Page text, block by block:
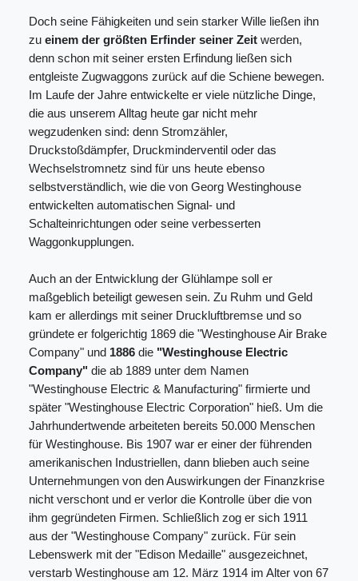
Doch seine Fähigkeiten und sein starker Wille ließen ihn
zu einem der größten Erfinder seiner Zeit werden,
denn schon mit seiner ersten Erfindung ließen sich
entgleiste Zugwaggons zurück auf die Schiene bewegen.
Im Laufe der Jahre entwickelte er viele nützliche Dinge,
die aus unserem Alltag heute gar nicht mehr
wegzudenken sind: denn Stromzähler,
Druckstoßdämpfer, Druckminderventil oder das
Wechselstromnetz sind für uns heute ebenso
selbstverständlich, wie die von Georg Westinghouse
entwickelten automatischen Signal- und
Schalteinrichtungen oder seine verbesserten
Waggonkupplungen.
Auch an der Entwicklung der Glühlampe soll er
maßgeblich beteiligt gewesen sein. Zu Ruhm und Geld
kam er allerdings mit seiner Druckluftbremse und so
gründete er folgerichtig 1869 die "Westinghouse Air Brake
Company" und 1886 die "Westinghouse Electric
Company" die ab 1889 unter dem Namen
"Westinghouse Electric & Manufacturing" firmierte und
später "Westinghouse Electric Corporation" hieß. Um die
Jahrhundertwende arbeiteten bereits 50.000 Menschen
für Westinghouse. Bis 1907 war er einer der führenden
amerikanischen Industriellen, dann blieben auch seine
Unternehmungen von den Auswirkungen der Finanzkrise
nicht verschont und er verlor die Kontrolle über die von
ihm gegründeten Firmen. Schließlich zog er sich 1911
aus der "Westinghouse Company" zurück. Für sein
Lebenswerk mit der "Edison Medaille" ausgezeichnet,
verstarb Westinghouse am 12. März 1914 im Alter von 67